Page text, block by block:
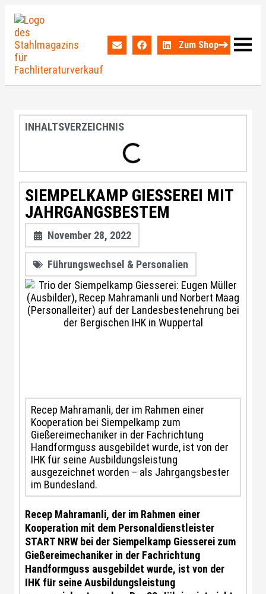
Zum Shop
SIEMPELKAMP GIESSEREI MIT
JAHRGANGSBESTEM
November 28, 2022
Führungswechsel & Personalien
Recep Mahramanli, der im Rahmen einer
Kooperation bei Siempelkamp zum
Gießereimechaniker in der Fachrichtung
Handformguss ausgebildet wurde, ist von der
IHK für seine Ausbildungsleistung
ausgezeichnet worden – als Jahrgangsbester
im Bundesland.
Recep Mahramanli, der im Rahmen einer
Kooperation mit dem Personaldienstleister
START NRW bei der Siempelkamp Giesserei zum
Gießereimechaniker in der Fachrichtung
Handformguss ausgebildet wurde, ist von der
IHK für seine Ausbildungsleistung
INHALTSVERZEICHNIS